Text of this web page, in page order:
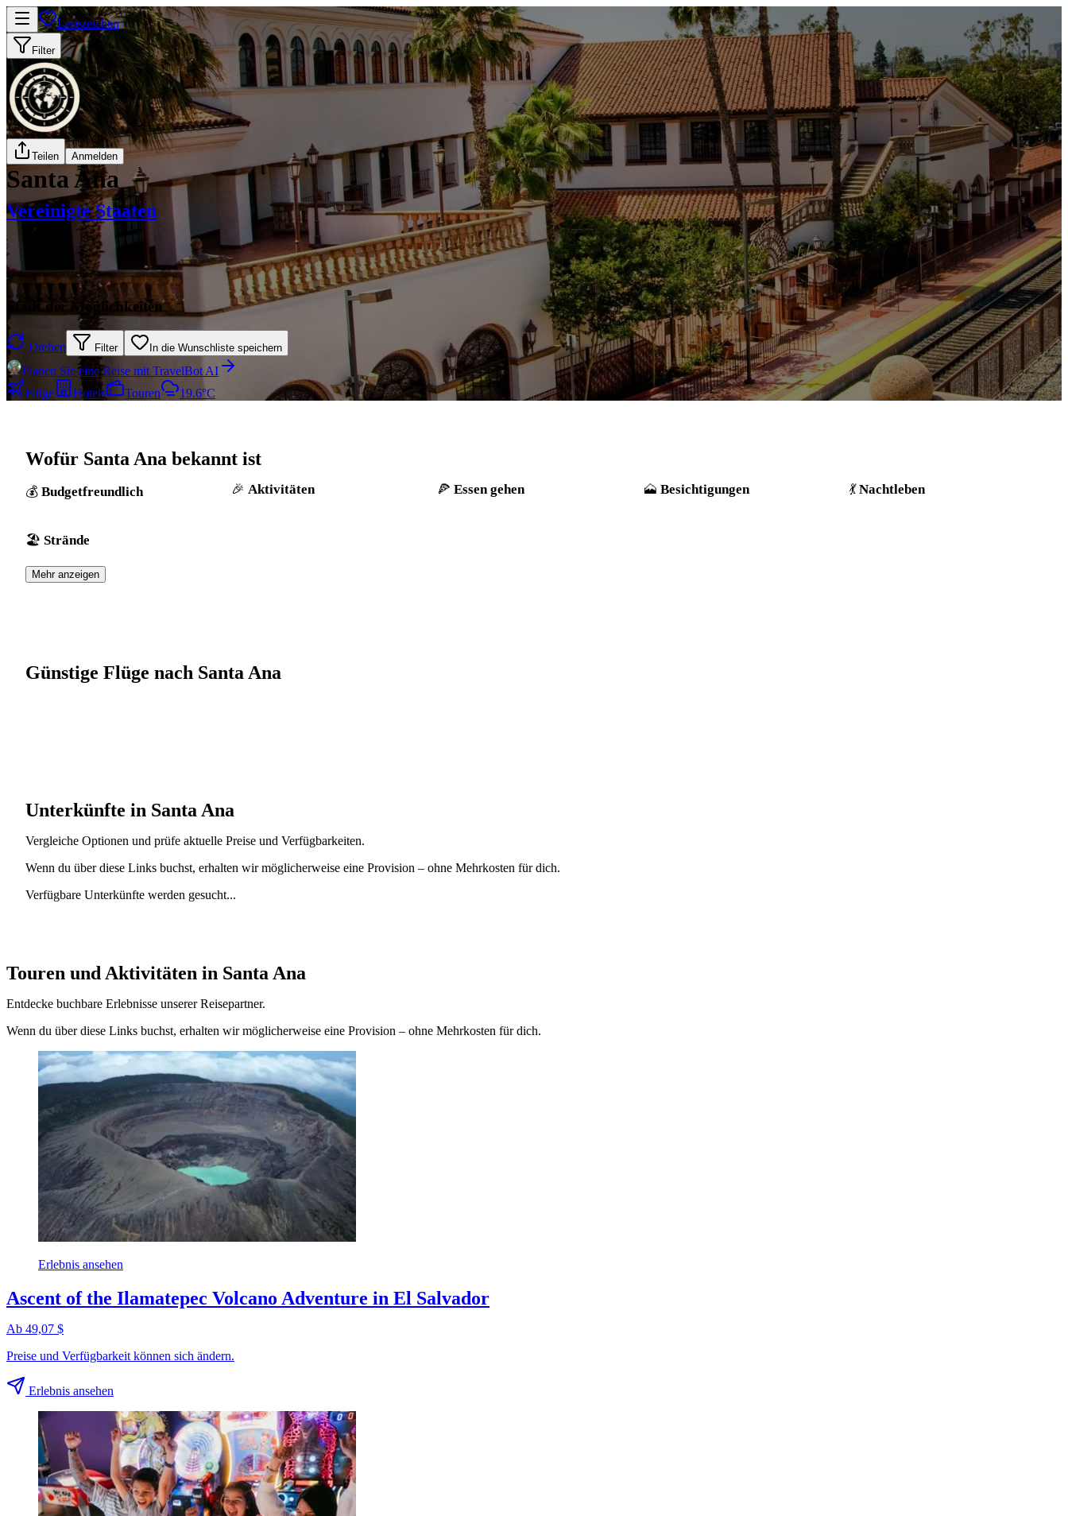
Lesezeichen
Filter
Teilen Anmelden
Santa Ana
Vereinigte Staaten
Stadt der Möglichkeiten
Drehen Filter In die Wunschliste speichern
Planen Sie eine Reise mit TravelBot AI
Flüge
Hotels Touren 19.6°C
Wofür Santa Ana bekannt ist
Budgetfreundlich Aktivitäten Essen gehen Besichtigungen Nachtleben
Strände
Mehr anzeigen
Günstige Flüge nach Santa Ana
Unterkünfte in Santa Ana
Vergleiche Optionen und prüfe aktuelle Preise und Verfügbarkeiten.
Wenn du über diese Links buchst, erhalten wir möglicherweise eine Provision – ohne Mehrkosten für dich.
Verfügbare Unterkünfte werden gesucht...
Touren und Aktivitäten in Santa Ana
Entdecke buchbare Erlebnisse unserer Reisepartner.
Wenn du über diese Links buchst, erhalten wir möglicherweise eine Provision – ohne Mehrkosten für dich.
Erlebnis ansehen
Ascent of the Ilamatepec Volcano Adventure in El Salvador
Ab 49,07 $
Preise und Verfügbarkeit können sich ändern.
Erlebnis ansehen